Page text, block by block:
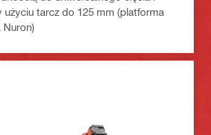
użyciu tarcz do 125 mm (platforma
Nuron)